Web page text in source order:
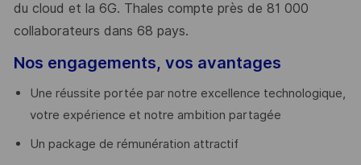
du cloud et la 6G. Thales compte près de 81 000
collaborateurs dans 68 pays.
Nos engagements, vos avantages
Une réussite portée par notre excellence technologique,
votre expérience et notre ambition partagée
Un package de rémunération attractif